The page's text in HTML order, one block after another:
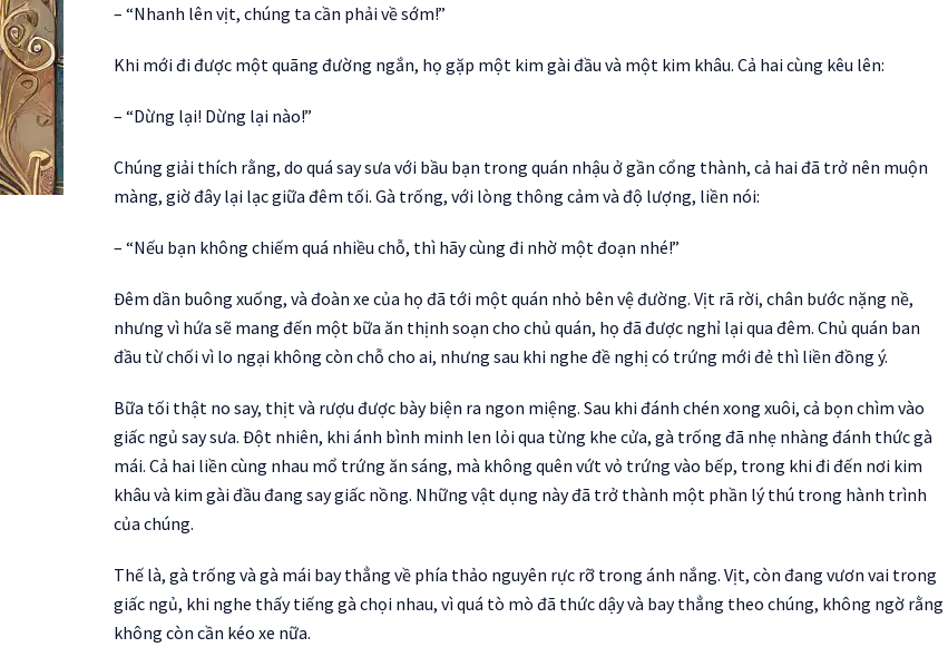
– “Nhanh lên vịt, chúng ta cần phải về sớm!”
Khi mới đi được một quãng đường ngắn, họ gặp một kim gài đầu và một kim khâu. Cả hai cùng kêu lên:
– “Dừng lại! Dừng lại nào!”
Chúng giải thích rằng, do quá say sưa với bầu bạn trong quán nhậu ở gần cổng thành, cả hai đã trở nên muộn
màng, giờ đây lại lạc giữa đêm tối. Gà trống, với lòng thông cảm và độ lượng, liền nói:
– “Nếu bạn không chiếm quá nhiều chỗ, thì hãy cùng đi nhờ một đoạn nhé!”
Đêm dần buông xuống, và đoàn xe của họ đã tới một quán nhỏ bên vệ đường. Vịt rã rời, chân bước nặng nề,
nhưng vì hứa sẽ mang đến một bữa ăn thịnh soạn cho chủ quán, họ đã được nghỉ lại qua đêm. Chủ quán ban
đầu từ chối vì lo ngại không còn chỗ cho ai, nhưng sau khi nghe đề nghị có trứng mới đẻ thì liền đồng ý.
Bữa tối thật no say, thịt và rượu được bày biện ra ngon miệng. Sau khi đánh chén xong xuôi, cả bọn chìm vào
giấc ngủ say sưa. Đột nhiên, khi ánh bình minh len lỏi qua từng khe cửa, gà trống đã nhẹ nhàng đánh thức gà
mái. Cả hai liền cùng nhau mổ trứng ăn sáng, mà không quên vứt vỏ trứng vào bếp, trong khi đi đến nơi kim
khâu và kim gài đầu đang say giấc nồng. Những vật dụng này đã trở thành một phần lý thú trong hành trình
của chúng.
Thế là, gà trống và gà mái bay thẳng về phía thảo nguyên rực rỡ trong ánh nắng. Vịt, còn đang vươn vai trong
giấc ngủ, khi nghe thấy tiếng gà chọi nhau, vì quá tò mò đã thức dậy và bay thẳng theo chúng, không ngờ rằng
không còn cần kéo xe nữa.